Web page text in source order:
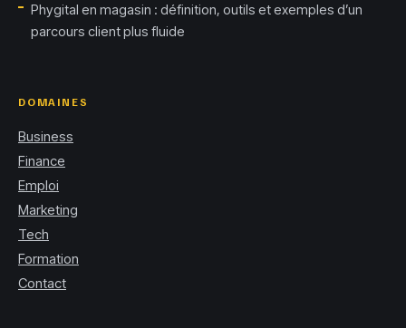
Phygital en magasin : définition, outils et exemples d’un
parcours client plus fluide
DOMAINES
Business
Finance
Emploi
Marketing
Tech
Formation
Contact